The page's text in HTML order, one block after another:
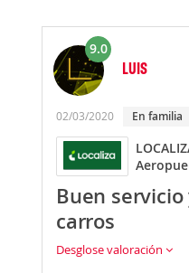
9.0
LUIS
02/03/2020 En familia
Buen
carros
Desglose valoración